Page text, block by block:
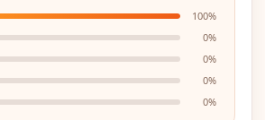
100%
0%
0%
0%
0%